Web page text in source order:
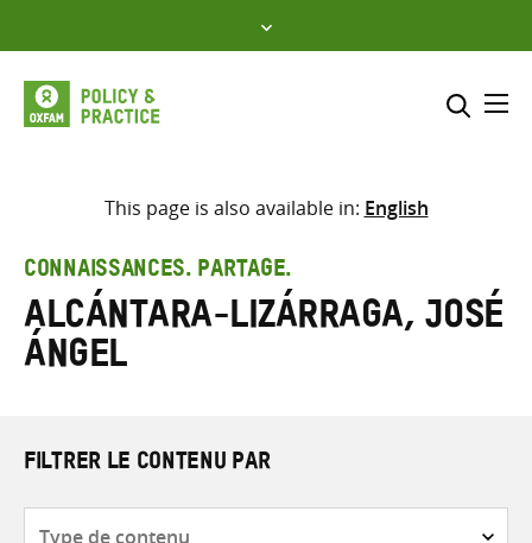
to
content
Sélectionner l’emplacement
Saisir
les
termes
This page is also available in: English
CONNAISSANCES. PARTAGE.
Alcántara-Lizárraga, José
Ángel
FILTRER LE CONTENU PAR